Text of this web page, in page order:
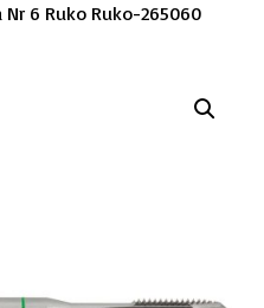
Nr 6 Ruko Ruko-265060